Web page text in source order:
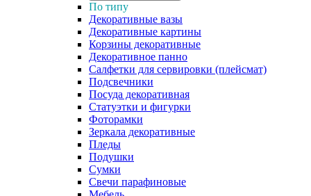
По типу
Декоративные вазы
Декоративные картины
Корзины декоративные
Декоративное панно
Салфетки для сервировки (плейсмат)
Подсвечники
Посуда декоративная
Статуэтки и фигурки
Фоторамки
Зеркала декоративные
Пледы
Подушки
Сумки
Свечи парафиновые